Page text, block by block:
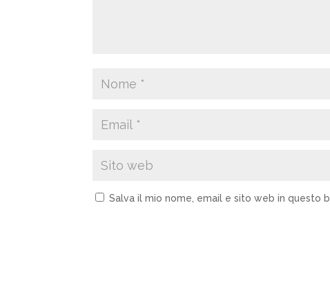
Salva il mio nome, email e sito web in questo